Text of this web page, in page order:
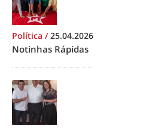
Política /25.04.2026
Notinhas Rápidas